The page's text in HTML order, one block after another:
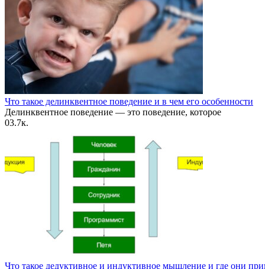
Что такое делинквентное поведение и в чем его особенности
Делинквентное поведение — это поведение, которое
03.7к.
Что такое дедуктивное и индуктивное мышление и где они